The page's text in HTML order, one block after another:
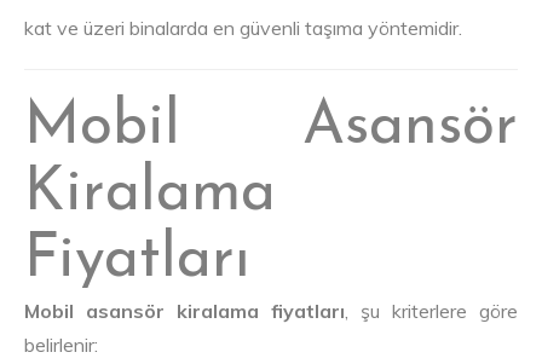
kat ve üzeri binalarda en güvenli taşıma yöntemidir.
Mobil Asansör
Kiralama
Fiyatları
Mobil asansör kiralama fiyatları , şu kriterlere göre
belirlenir: